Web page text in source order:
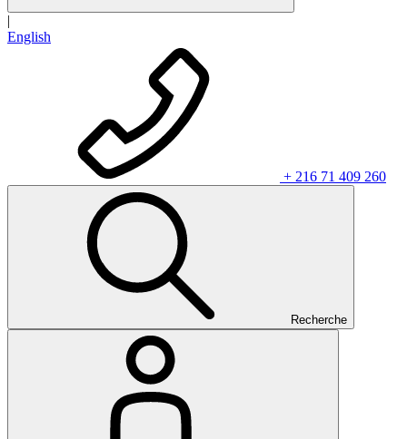
|
English
+ 216 71 409 260
Recherche